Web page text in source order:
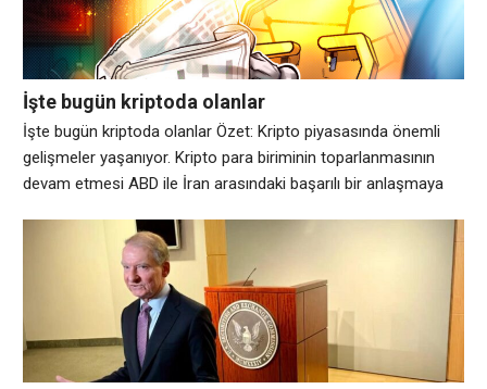
Pritzker’e
İşte bugün kriptoda olanlar
İşte bugün kriptoda olanlar Özet: Kripto piyasasında önemli
gelişmeler yaşanıyor. Kripto para biriminin toparlanmasının
devam etmesi ABD ile İran arasındaki başarılı bir anlaşmaya
satın alımıyla varlıkları 846.842 Bitcoin’e yükseldi. Bu arada
CFTC, güçlü bir blockchain adli geçmişine sahip bir SEC kripto
görev gücü danışmanını kaçırdı. Bitcoin’in devam